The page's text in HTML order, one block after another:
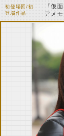
初登場回/初
登場作品
『仮
アメ